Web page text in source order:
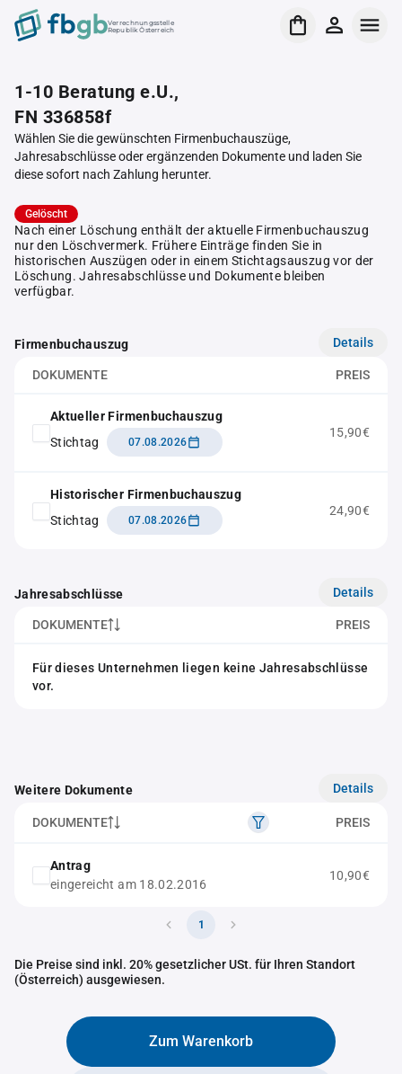
Verrechnungsstelle
Republik Österreich
1-10 Beratung e.U.,
FN 336858f
Wählen Sie die gewünschten Firmenbuchauszüge,
Jahresabschlüsse oder ergänzenden Dokumente und laden Sie
diese sofort nach Zahlung herunter.
Gelöscht
Nach einer Löschung enthält der aktuelle Firmenbuchauszug
nur den Löschvermerk. Frühere Einträge finden Sie in
historischen Auszügen oder in einem Stichtagsauszug vor der
Löschung. Jahresabschlüsse und Dokumente bleiben
verfügbar.
Firmenbuchauszug Details
DOKUMENTE PREIS
Aktueller Firmenbuchauszug
Stichtag
07.08.2026
15,90€
Historischer Firmenbuchauszug
Stichtag
07.08.2026
24,90€
Jahresabschlüsse Details
DOKUMENTE PREIS
Für dieses Unternehmen liegen keine Jahresabschlüsse
vor.
Weitere Dokumente Details
DOKUMENTE PREIS
Antrag
eingereicht am 18.02.2016
10,90€
1
Die Preise sind inkl. 20% gesetzlicher USt. für Ihren Standort
(Österreich) ausgewiesen.
Zum Warenkorb